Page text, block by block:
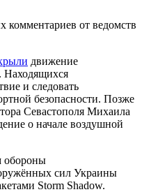
комментариев от ведомств
движение
Находящихся
и следовать
безопасности. Позже
Севастополя Михаила
о начале воздушной
обороны
сил Украины
Storm Shadow.